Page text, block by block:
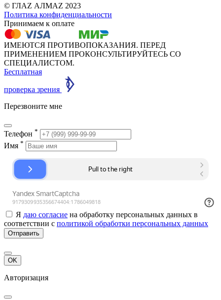
© ГЛАZ АЛМАZ 2023
Политика конфиденциальности
Принимаем к оплате
ИМЕЮТСЯ ПРОТИВОПОКАЗАНИЯ. ПЕРЕД
ПРИМЕНЕНИЕМ ПРОКОНСУЛЬТИРУЙТЕСЬ СО
СПЕЦИАЛИСТОМ.
Бесплатная
проверка зрения
Перезвоните мне
Телефон *
Имя *
Я даю согласие на обработку персональных данных в
соответствии с политикой обработки персональных данных
Отправить
OK
Авторизация